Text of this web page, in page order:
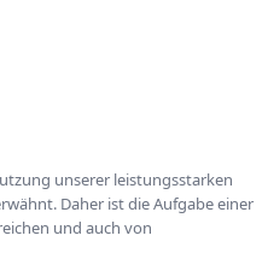
unserer leistungsstarken
Daher ist die Aufgabe einer
und auch von